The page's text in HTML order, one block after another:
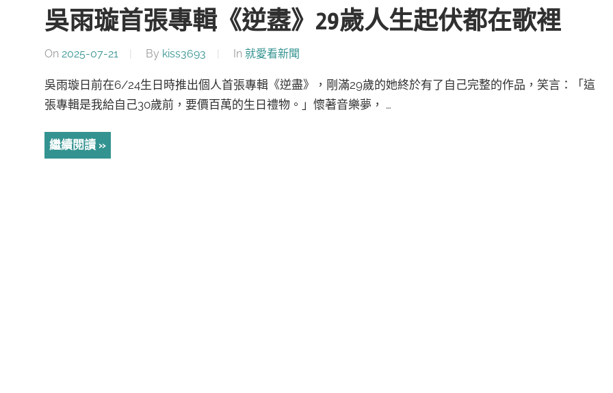
吳雨璇首張專輯《逆䀆》29歲人生起伏都在歌裡
On 2025-07-21 By kiss3693 In 就愛看新聞
吳雨璇日前在6/24生日時推出個人首張專輯《逆盡》，剛滿29歲的她終於有了自己完整的作品，笑言：「這
張專輯是我給自己30歲前，要價百萬的生日禮物。」懷著音樂夢， …
繼續閱讀